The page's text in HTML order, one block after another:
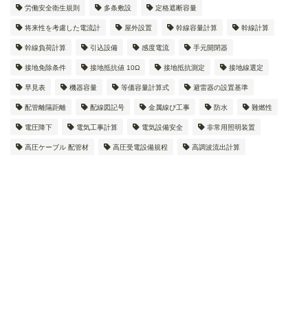
労働安全衛生規則 多条敷設 定格遮断容量
将来性を考慮した電流計 屋外設置 幹線容量計算 幹線計算
幹線負荷計算 引込設備 感度電流 手元開閉器
接地免除条件 接地抵抗値 10Ω 接地抵抗測定 接地線選定
早見表 機器容量 等価容量計算式 避雷器の設置基準
配管離隔距離 配線図記号 金属線ぴ工事 防水 難燃性
電圧降下 電気工事計算 電気設備安全 非常用照明装置
高圧ケーブル 配管材 高圧受電設備規程 高調波流出計算